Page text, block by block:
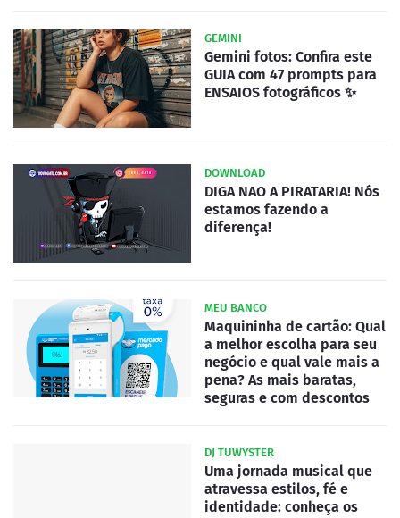
GEMINI
Gemini fotos: Confira este
GUIA com 47 prompts para
ENSAIOS fotográficos ✨
DOWNLOAD
DIGA NAO A PIRATARIA! Nós
estamos fazendo a
diferença!
MEU BANCO
Maquininha de cartão: Qual
a melhor escolha para seu
negócio e qual vale mais a
pena? As mais baratas,
seguras e com descontos
DJ TUWYSTER
Uma jornada musical que
atravessa estilos, fé e
identidade: conheça os